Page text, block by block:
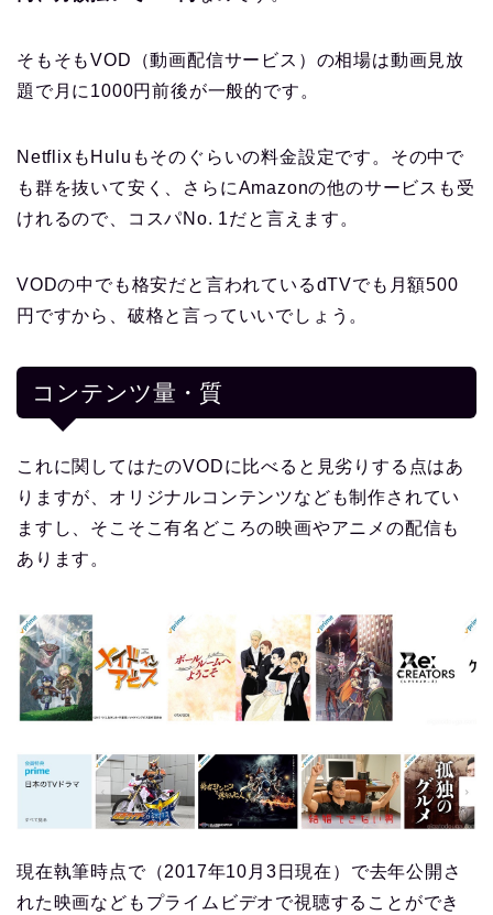
そもそもVOD（動画配信サービス）の相場は動画見放
題で月に1000円前後が一般的です。
NetflixもHuluもそのぐらいの料金設定です。その中で
も群を抜いて安く、さらにAmazonの他のサービスも受
けれるので、コスパNo. 1だと言えます。
VODの中でも格安だと言われているdTVでも月額500
円ですから、破格と言っていいでしょう。
コンテンツ量・質
これに関してはたのVODに比べると見劣りする点はあ
りますが、オリジナルコンテンツなども制作されてい
ますし、そこそこ有名どころの映画やアニメの配信も
あります。
現在執筆時点で（2017年10月3日現在）で去年公開さ
れた映画などもプライムビデオで視聴することができ